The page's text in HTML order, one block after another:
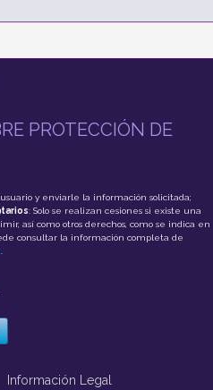
PROTECCIÓN DE
y enviarle la información solicitada;
: Solo se realizan cesiones si existe una
así como otros derechos, como se indica en
consultar la información completa de
.
Información Legal